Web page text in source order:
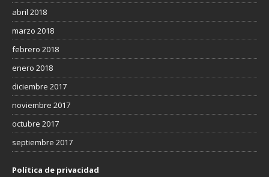
abril 2018
marzo 2018
febrero 2018
enero 2018
diciembre 2017
noviembre 2017
octubre 2017
septiembre 2017
Política de privacidad